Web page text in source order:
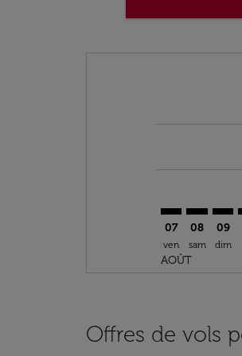
07
ven
AOÛT
08
sam
09
dim
Offres de vols